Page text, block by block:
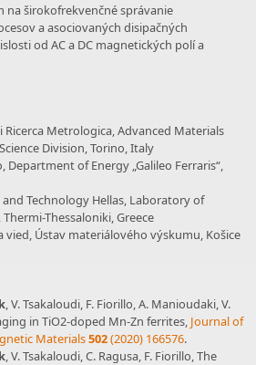
na širokofrekvenčné správanie
a asociovaných disipačných
od AC a DC magnetických polí a
Metrologica, Advanced Materials
Division, Torino, Italy
Department of Energy „Galileo Ferraris“,
Technology Hellas, Laboratory of
Thessaloniki, Greece
vied, Ústav materiálového výskumu, Košice
, V. Tsakaloudi, F. Fiorillo, A. Manioudaki, V.
in TiO2-doped Mn-Zn ferrites, Journal of
Materials502(2020) 166576.
, V. Tsakaloudi, C. Ragusa, F. Fiorillo, The